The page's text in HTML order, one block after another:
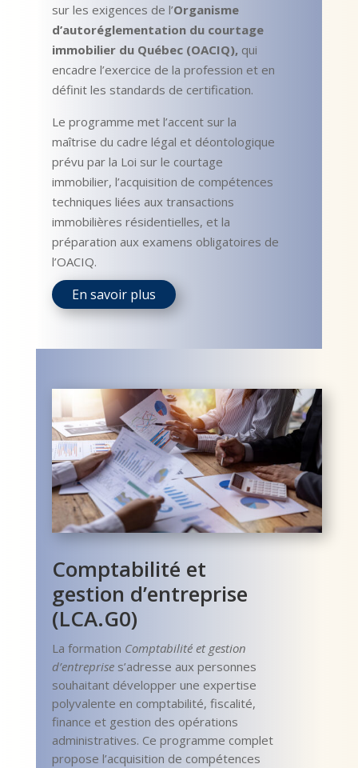
sur les exigences de l’Organisme
d’autoréglementation du courtage
immobilier du Québec (OACIQ), qui
encadre l’exercice de la profession et en
définit les standards de certification.
Le programme met l’accent sur la
maîtrise du cadre légal et déontologique
prévu par la Loi sur le courtage
immobilier, l’acquisition de compétences
techniques liées aux transactions
immobilières résidentielles, et la
préparation aux examens obligatoires de
l’OACIQ.
En savoir plus
Comptabilité et
gestion d’entreprise
(LCA.G0)
La formation Comptabilité et gestion
d’entreprises’adresse aux personnes
souhaitant développer une expertise
polyvalente en comptabilité, fiscalité,
finance et gestion des opérations
administratives. Ce programme complet
propose l’acquisition de compétences